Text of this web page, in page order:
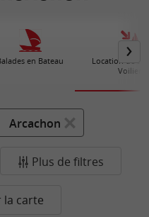
en Bateau
Location de
Voiliers
Arcachon
Plus de filtres
la carte